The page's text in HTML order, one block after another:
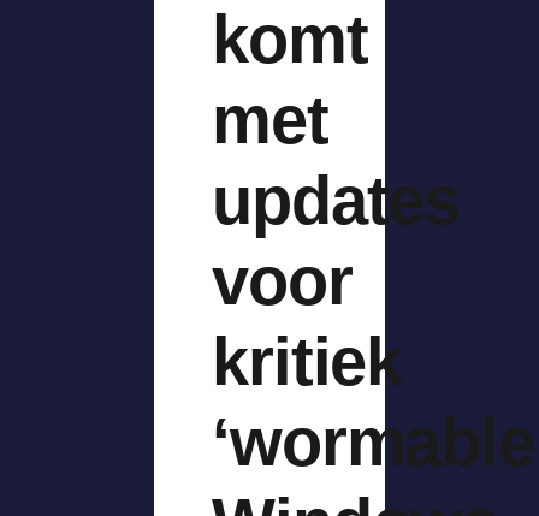
komt
met
updates
voor
kritiek